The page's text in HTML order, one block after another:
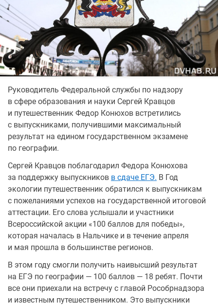
Руководитель Федеральной службы по надзору
в сфере образования и науки Сергей Кравцов
и путешественник Федор Конюхов встретились
с выпускниками, получившими максимальный
результат на едином государственном экзамене
по географии.
Сергей Кравцов поблагодарил Федора Конюхова
за поддержку выпускников в сдаче ЕГЭ. В Год
экологии путешественник обратился к выпускникам
с пожеланиями успехов на государственной итоговой
аттестации. Его слова услышали и участники
Всероссийской акции «100 баллов для победы»,
которая началась в Нальчике и в течение апреля
и мая прошла в большинстве регионов.
В этом году смогли получить наивысший результат
на ЕГЭ по географии — 100 баллов — 18 ребят. Почти
все они приехали на встречу с главой Рособрнадзора
и известным путешественником. Это выпускники